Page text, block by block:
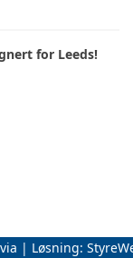
for Leeds!
| Løsning: